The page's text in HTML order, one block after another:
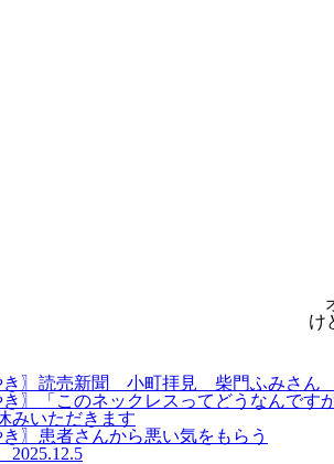
け
き〗読売新聞 小町拝見 柴門ふみさん
き〗「このネックレスってどうなんですか
みいただきます
き〗患者さんから悪い気をもらう